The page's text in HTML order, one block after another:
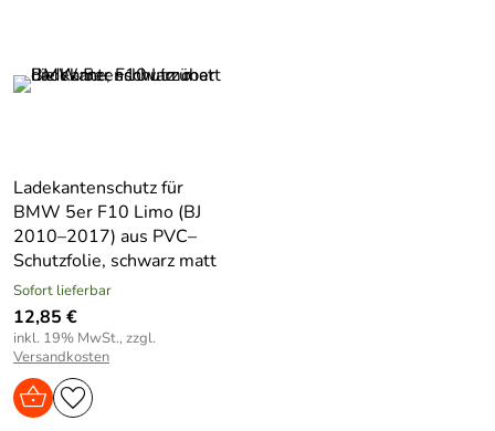
Ladekantenschutz für
BMW 5er F10 Limo (BJ
2010–2017) aus PVC–
Schutzfolie, schwarz matt
Sofort lieferbar
12,85 €
inkl. 19% MwSt., zzgl.
Versandkosten